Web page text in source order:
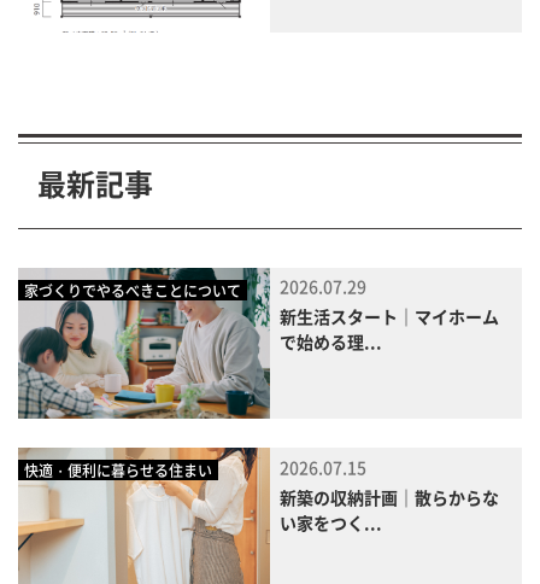
最新記事
家づくりでやるべきことについて
2026.07.29
新生活スタート｜マイホーム
で始める理...
快適・便利に暮らせる住まい
2026.07.15
新築の収納計画｜散らからな
い家をつく...